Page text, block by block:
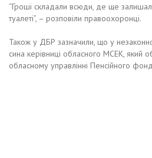
“Гроші складали всюди, де ще
туалеті”, – розповіли правоохоронці.
Також у ДБР зазначили, що у
сина керівниці обласного МСЕК, який
обласному управлінні Пенсійного